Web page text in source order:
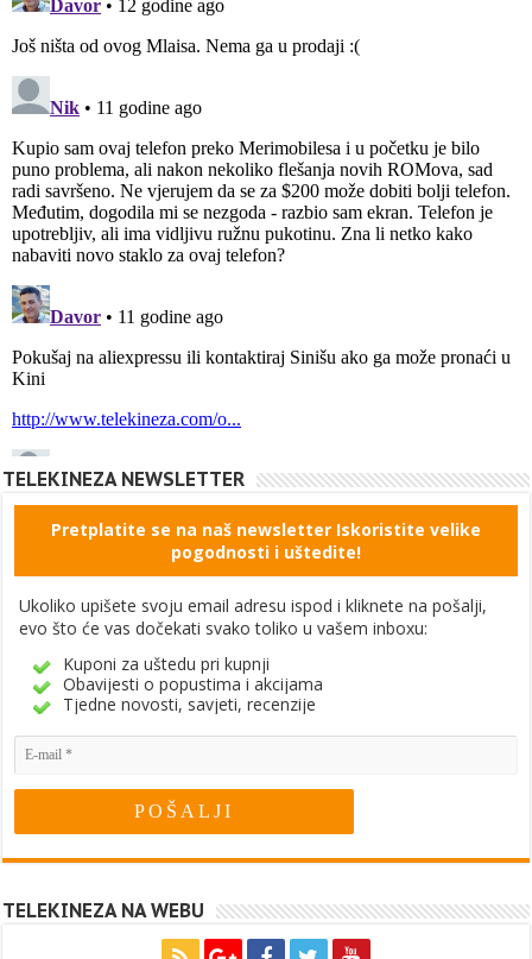
TELEKINEZA NEWSLETTER
Pretplatite se na naš newsletter Iskoristite velike
pogodnosti i uštedite!
Ukoliko upišete svoju email adresu ispod i kliknete na pošalji,
evo što će vas dočekati svako toliko u vašem inboxu:
Kuponi za uštedu pri kupnji
Obavijesti o popustima i akcijama
Tjedne novosti, savjeti, recenzije
TELEKINEZA NA WEBU